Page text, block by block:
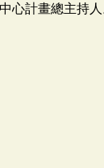
心計畫總主持